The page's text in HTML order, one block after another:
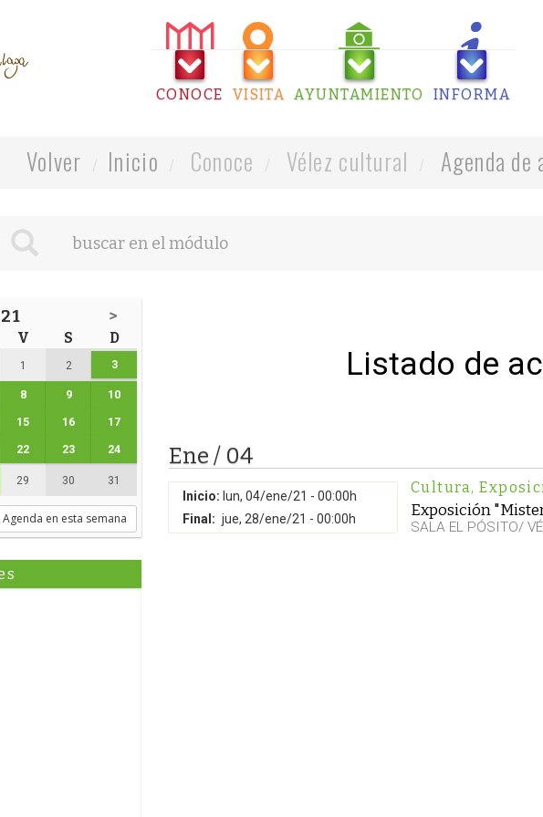
CONOCE VISITA AYUNTAMIENTO INFORMA
Volver Inicio Conoce Vélez cultural Agenda
>
V S D
1 2 3
8 9 10
15 16 17
22 23 24
29 30 31
Agenda en esta semana
Listado de
Ene / 04
Inicio: lun, 04/ene/21 - 00:00h
Final: jue, 28/ene/21 - 00:00h
Cultura,
Exposición
SALA EL PÓSITO/